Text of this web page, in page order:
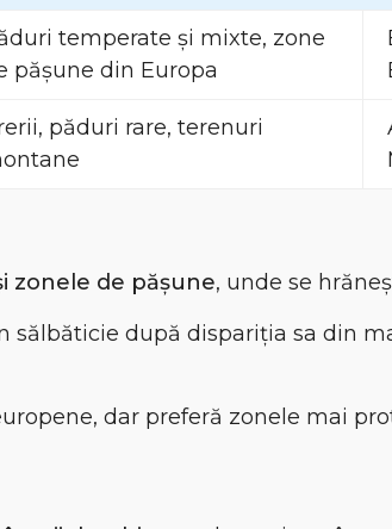
temperate și mixte, zone
pășune din Europa
păduri rare, terenuri
zonele de pășune, unde se
sălbăticie după dispariția sa din
dar preferă zonele mai